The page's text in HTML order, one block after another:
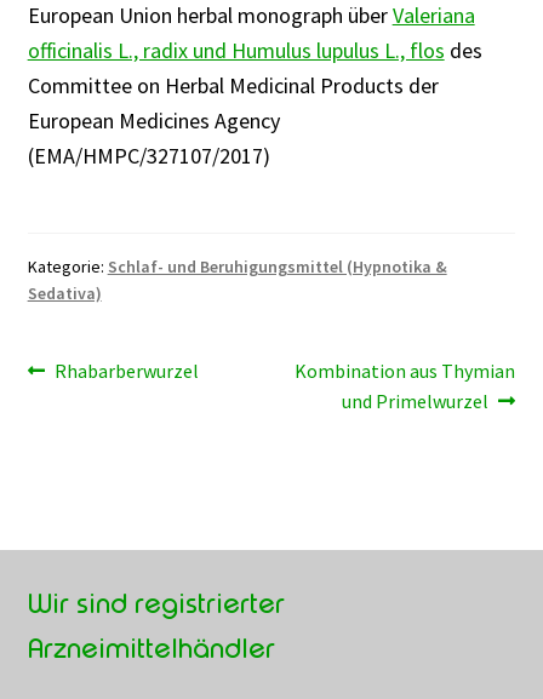
European Union herbal monograph überValeriana
officinalis L., radix und Humulus lupulus L., flos des
Committee on Herbal Medicinal Products der
European Medicines Agency
(EMA/HMPC/327107/2017)
Kategorie: Schlaf- und Beruhigungsmittel (Hypnotika &
Sedativa)
Beitragsnavigation
Vorheriger
Rhabarberwurzel
Nächster
Beitrag:
Kombination aus Thymian
und Primelwurzel
Wir sind registrierter
Arzneimittelhändler